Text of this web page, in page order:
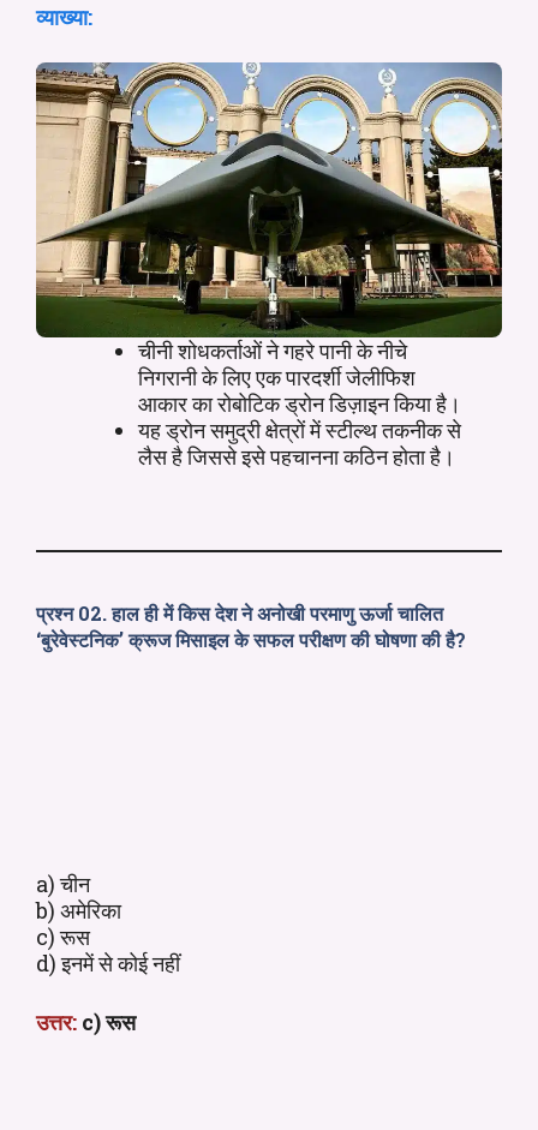
व्याख्या:
चीनी शोधकर्ताओं ने गहरे पानी के नीचे
निगरानी के लिए एक पारदर्शी जेलीफिश
आकार का रोबोटिक ड्रोन डिज़ाइन किया है।
यह ड्रोन समुद्री क्षेत्रों में स्टील्थ तकनीक से
लैस है जिससे इसे पहचानना कठिन होता है।
प्रश्न 02. हाल ही में किस देश ने अनोखी परमाणु ऊर्जा चालित
‘बुरेवेस्टनिक’ क्रूज मिसाइल के सफल परीक्षण की घोषणा की है?
a) चीन
b) अमेरिका
c) रूस
d) इनमें से कोई नहीं
उत्तर: c) रूस